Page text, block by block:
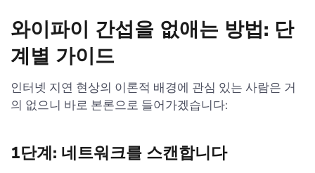
와이파이 간섭을 없애는 방법: 단
계별 가이드
인터넷 지연 현상의 이론적 배경에 관심 있는 사람은 거
의 없으니 바로 본론으로 들어가겠습니다:
1단계: 네트워크를 스캔합니다